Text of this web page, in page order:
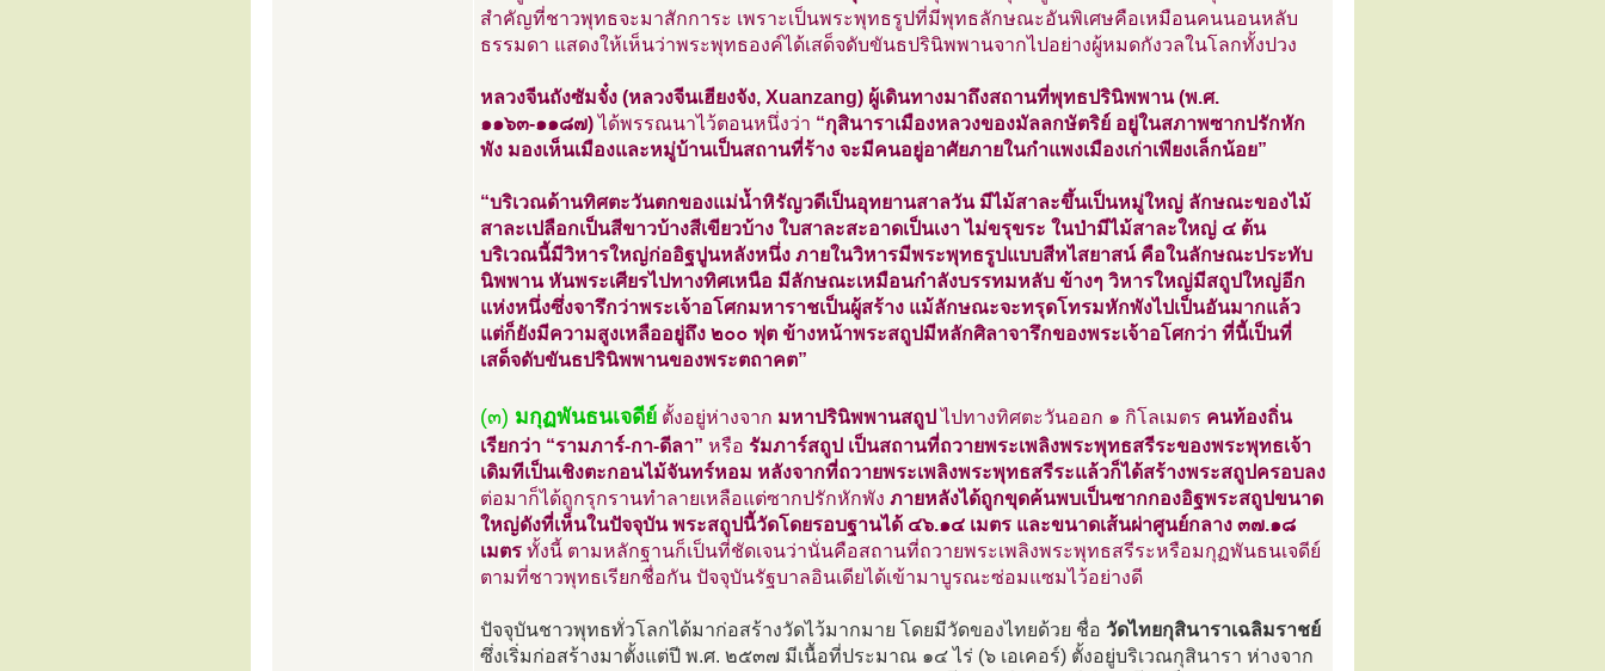
สำคัญที่ชาวพุทธจะมาสักการะ เพราะเป็นพระพุทธรูปที่มีพุทธลักษณะอันพิเศษคือเหมือนคนนอนหลับ
ธรรมดา แสดงให้เห็นว่าพระพุทธองค์ได้เสด็จดับขันธปรินิพพานจากไปอย่างผู้หมดกังวลในโลกทั้งปวง
หลวงจีนถังซัมจั๋ง (หลวงจีนเฮียงจัง, Xuanzang) ผู้เดินทางมาถึงสถานที่พุทธปรินิพพาน (พ.ศ.
๑๑๖๓-๑๑๘๗)ได้พรรณนาไว้ตอนหนึ่งว่า “กุสินาราเมืองหลวงของมัลลกษัตริย์ อยู่ในสภาพซากปรักหัก
พัง มองเห็นเมืองและหมู่บ้านเป็นสถานที่ร้าง จะมีคนอยู่อาศัยภายในกำแพงเมืองเก่าเพียงเล็กน้อย”
“บริเวณด้านทิศตะวันตกของแม่น้ำหิรัญวดีเป็นอุทยานสาลวัน มีไม้สาละขึ้นเป็นหมู่ใหญ่ ลักษณะของไม้
สาละเปลือกเป็นสีขาวบ้างสีเขียวบ้าง ใบสาละสะอาดเป็นเงา ไม่ขรุขระ ในป่ามีไม้สาละใหญ่ ๔ ต้น
บริเวณนี้มีวิหารใหญ่ก่ออิฐปูนหลังหนึ่ง ภายในวิหารมีพระพุทธรูปแบบสีหไสยาสน์ คือในลักษณะประทับ
นิพพาน หันพระเศียรไปทางทิศเหนือ มีลักษณะเหมือนกำลังบรรทมหลับ ข้างๆ วิหารใหญ่มีสถูปใหญ่อีก
แห่งหนึ่งซึ่งจารึกว่าพระเจ้าอโศกมหาราชเป็นผู้สร้าง แม้ลักษณะจะทรุดโทรมหักพังไปเป็นอันมากแล้ว
แต่ก็ยังมีความสูงเหลืออยู่ถึง ๒๐๐ ฟุต ข้างหน้าพระสถูปมีหลักศิลาจารึกของพระเจ้าอโศกว่า ที่นี้เป็นที่
เสด็จดับขันธปรินิพพานของพระตถาคต”
(๓) มกุฏพันธนเจดีย์ ตั้งอยู่ห่างจาก มหาปรินิพพานสถูป ไปทางทิศตะวันออก ๑ กิโลเมตร คนท้องถิ่น
เรียกว่า “รามภาร์-กา-ดีลา” หรือ รัมภาร์สถูป เป็นสถานที่ถวายพระเพลิงพระพุทธสรีระของพระพุทธเจ้า
เดิมทีเป็นเชิงตะกอนไม้จันทร์หอม หลังจากที่ถวายพระเพลิงพระพุทธสรีระแล้วก็ได้สร้างพระสถูปครอบลง
ต่อมาก็ได้ถูกรุกรานทำลายเหลือแต่ซากปรักหักพัง ภายหลังได้ถูกขุดค้นพบเป็นซากกองอิฐพระสถูปขนาด
ใหญ่ดังที่เห็นในปัจจุบัน พระสถูปนี้วัดโดยรอบฐานได้ ๔๖.๑๔ เมตร และขนาดเส้นผ่าศูนย์กลาง ๓๗.๑๘
เมตร ทั้งนี้ ตามหลักฐานก็เป็นที่ชัดเจนว่านั่นคือสถานที่ถวายพระเพลิงพระพุทธสรีระหรือมกุฏพันธนเจดีย์
ตามที่ชาวพุทธเรียกชื่อกัน ปัจจุบันรัฐบาลอินเดียได้เข้ามาบูรณะซ่อมแซมไว้อย่างดี
ปัจจุบันชาวพุทธทั่วโลกได้มาก่อสร้างวัดไว้มากมาย โดยมีวัดของไทยด้วย ชื่อ วัดไทยกุสินาราเฉลิมราชย์
ซึ่งเริ่มก่อสร้างมาตั้งแต่ปี พ.ศ. ๒๕๓๗ มีเนื้อที่ประมาณ ๑๔ ไร่ (๖ เอเคอร์) ตั้งอยู่บริเวณกุสินารา ห่างจาก